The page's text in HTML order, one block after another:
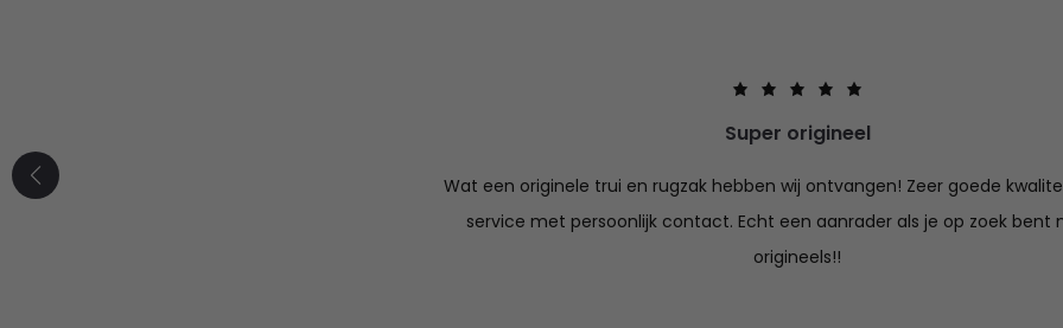
Super origineel
Wat een originele trui en rugzak hebben wij ontvangen! Zeer goede
service met persoonlijk contact. Echt een aanrader als je op zoek bent
origineels!!